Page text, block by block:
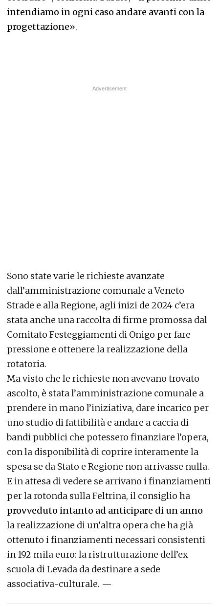
intendiamo in ogni caso andare avanti con la
progettazione».
Sono state varie le richieste avanzate
dall’amministrazione comunale a Veneto
Strade e alla Regione, agli inizi de 2024 c’era
stata anche una raccolta di firme promossa dal
Comitato Festeggiamenti di Onigo per fare
pressione e ottenere la realizzazione della
rotatoria.
Ma visto che le richieste non avevano trovato
ascolto, è stata l’amministrazione comunale a
prendere in mano l’iniziativa, dare incarico per
uno studio di fattibilità e andare a caccia di
bandi pubblici che potessero finanziare l’opera,
con la disponibilità di coprire interamente la
spesa se da Stato e Regione non arrivasse nulla.
E in attesa di vedere se arrivano i finanziamenti
per la rotonda sulla Feltrina, il consiglio ha
provveduto intanto ad anticipare di un anno
la realizzazione di un’altra opera che ha già
ottenuto i finanziamenti necessari consistenti
in 192 mila euro: la ristrutturazione dell’ex
scuola di Levada da destinare a sede
associativa-culturale. —